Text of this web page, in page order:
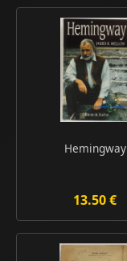
Hemingway
13.50 €